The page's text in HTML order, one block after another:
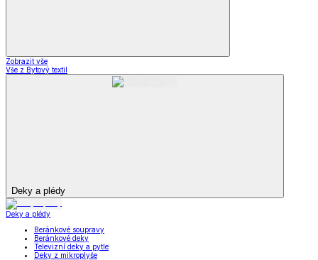
Zobrazit vše
Vše z Bytový textil
Deky a plédy
Deky a plédy
Beránkové soupravy
Beránkové deky
Televizní deky a pytle
Deky z mikroplyše